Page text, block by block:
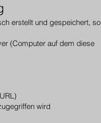
erstellt und gespeichert, so
(Computer auf dem diese
wird